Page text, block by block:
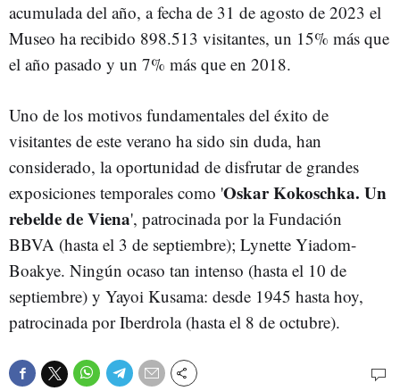
acumulada del año, a fecha de 31 de agosto de 2023 el
Museo ha recibido 898.513 visitantes, un 15% más que
el año pasado y un 7% más que en 2018.
Uno de los motivos fundamentales del éxito de
visitantes de este verano ha sido sin duda, han
considerado, la oportunidad de disfrutar de grandes
exposiciones temporales como 'Oskar Kokoschka. Un
rebelde de Viena', patrocinada por la Fundación
BBVA (hasta el 3 de septiembre); Lynette Yiadom-
Boakye. Ningún ocaso tan intenso (hasta el 10 de
septiembre) y Yayoi Kusama: desde 1945 hasta hoy,
patrocinada por Iberdrola (hasta el 8 de octubre).